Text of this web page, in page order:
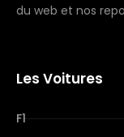
du web et nos
Les Voitures
F1